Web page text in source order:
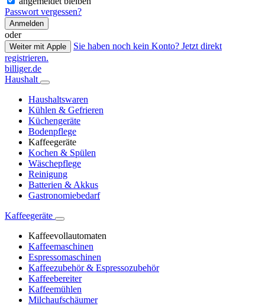
Passwort vergessen?
Anmelden
oder
Weiter mit Apple
Sie haben noch kein Konto? Jetzt direkt
registrieren.
billiger.de
Haushalt
Haushaltswaren
Kühlen & Gefrieren
Küchengeräte
Bodenpflege
Kaffeegeräte
Kochen & Spülen
Wäschepflege
Reinigung
Batterien & Akkus
Gastronomiebedarf
Kaffeegeräte
Kaffeevollautomaten
Kaffeemaschinen
Espressomaschinen
Kaffeezubehör & Espressozubehör
Kaffeebereiter
Kaffeemühlen
Milchaufschäumer